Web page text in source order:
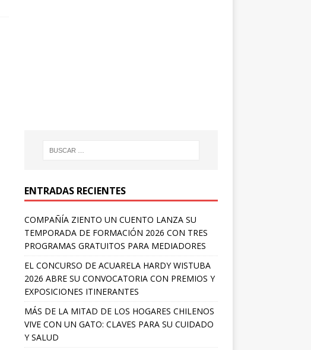
ENTRADAS RECIENTES
COMPAÑÍA ZIENTO UN CUENTO LANZA SU
TEMPORADA DE FORMACIÓN 2026 CON TRES
PROGRAMAS GRATUITOS PARA MEDIADORES
EL CONCURSO DE ACUARELA HARDY WISTUBA
2026 ABRE SU CONVOCATORIA CON PREMIOS Y
EXPOSICIONES ITINERANTES
MÁS DE LA MITAD DE LOS HOGARES CHILENOS
VIVE CON UN GATO: CLAVES PARA SU CUIDADO
Y SALUD